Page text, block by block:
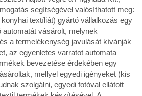
segítségével valósíthatott meg:
textíliát) gyártó vállalkozás egy
vásárolt, melynek
a termelékenység javulását kívánják
az egyenletes varratot automata
bevezetése érdekében egy
mellyel egyedi igényeket (kis
szolgálni, egyedi fotóval ellátott